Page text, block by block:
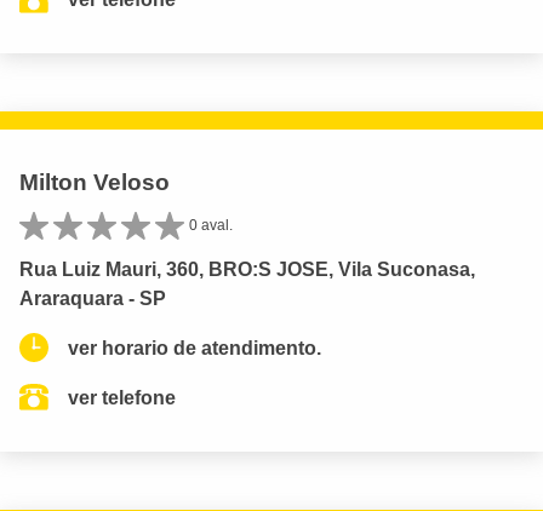
Milton Veloso
0 aval.
Rua Luiz Mauri, 360, BRO:S JOSE, Vila Suconasa,
Araraquara - SP
ver horario de atendimento.
ver telefone